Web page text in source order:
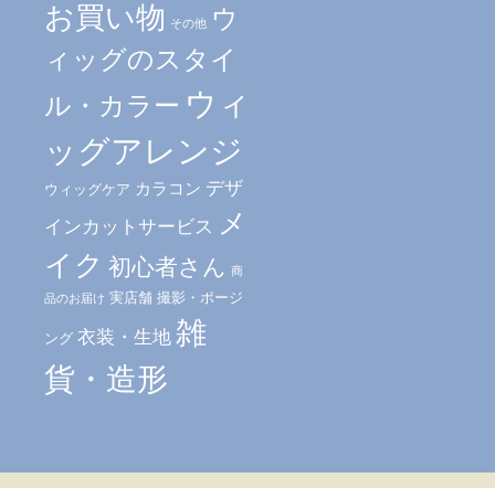
お買い物 その他 ウ
ィッグのスタイ
ル・カラー ウィ
ッグアレンジ
ウィッグケア カラコン デザ
インカットサービス メ
イク 初心者さん 商
品のお届け 実店舗 撮影・ポージ
ング 衣装・生地 雑
貨・造形